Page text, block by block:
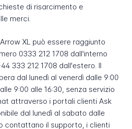
di risarcimento e
merci.
XL può essere raggiunto
0333 212 1708 dall'interno
333 212 1708 dall'estero. Il
dal lunedì al venerdì dalle 9:00
9:00 alle 16:30, senza servizio
attraverso i portali clienti Ask
dal lunedì al sabato dalle
contattano il supporto, i clienti